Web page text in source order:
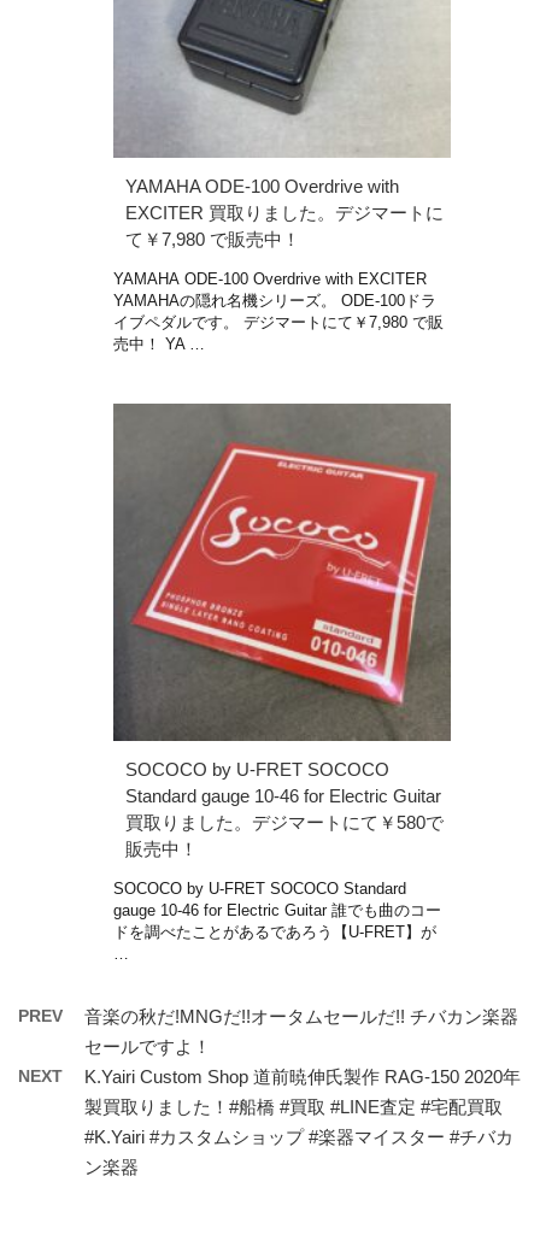
YAMAHA ODE-100 Overdrive with
EXCITER 買取りました。デジマートに
て￥7,980 で販売中！
YAMAHA ODE-100 Overdrive with EXCITER
YAMAHAの隠れ名機シリーズ。 ODE-100ドラ
イブペダルです。 デジマートにて￥7,980 で販
売中！ YA …
SOCOCO by U-FRET SOCOCO
Standard gauge 10-46 for Electric Guitar
買取りました。デジマートにて￥580で
販売中！
SOCOCO by U-FRET SOCOCO Standard
gauge 10-46 for Electric Guitar 誰でも曲のコー
ドを調べたことがあるであろう【U-FRET】が
PREV
音楽の秋だ!MNGだ!!オータムセールだ!! チバカン楽器
セールですよ！
NEXT
K.Yairi Custom Shop 道前暁伸氏製作 RAG-150 2020年
製買取りました！#船橋 #買取 #LINE査定 #宅配買取
#K.Yairi #カスタムショップ #楽器マイスター #チバカ
ン楽器